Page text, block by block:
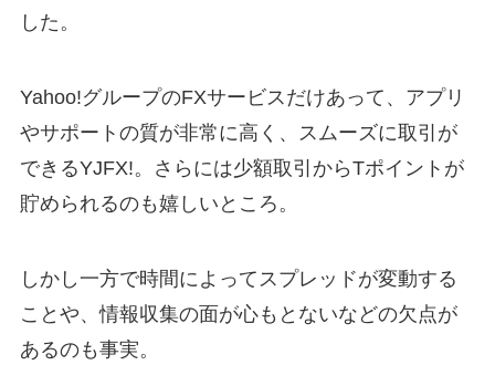
した。
Yahoo!グループのFXサービスだけあって、アプリ
やサポートの質が非常に高く、スムーズに取引が
できるYJFX!。さらには少額取引からTポイントが
貯められるのも嬉しいところ。
しかし一方で時間によってスプレッドが変動する
ことや、情報収集の面が心もとないなどの欠点が
あるのも事実。